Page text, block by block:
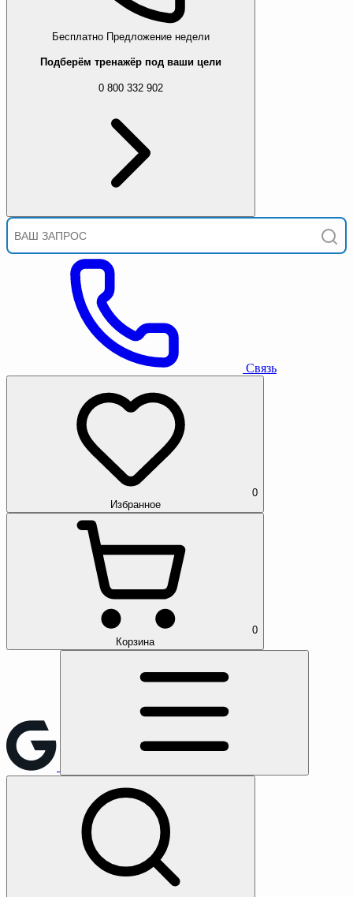
Бесплатно Предложение недели
Подберём тренажёр под ваши цели
0 800 332 902
Связь
0
Избранное
0
Корзина